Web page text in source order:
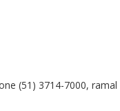
(51) 3714-7000,